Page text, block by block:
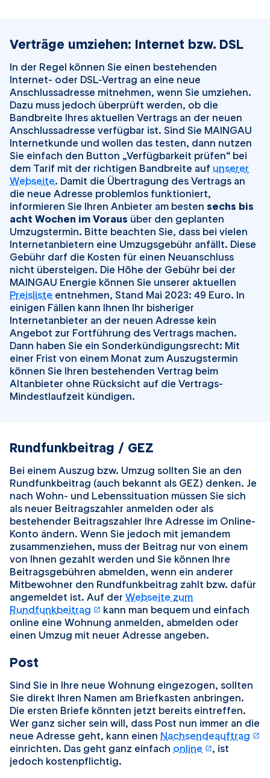
Verträge umziehen: Internet bzw. DSL
In der Regel können Sie einen bestehenden
Internet- oder DSL-Vertrag an eine neue
Anschlussadresse mitnehmen, wenn Sie umziehen.
Dazu muss jedoch überprüft werden, ob die
Bandbreite Ihres aktuellen Vertrags an der neuen
Anschlussadresse verfügbar ist. Sind Sie MAINGAU
Internetkunde und wollen das testen, dann nutzen
Sie einfach den Button „Verfügbarkeit prüfen“ bei
dem Tarif mit der richtigen Bandbreite auf unserer
Webseite. Damit die Übertragung des Vertrags an
die neue Adresse problemlos funktioniert,
informieren Sie Ihren Anbieter am besten sechs bis
acht Wochen im Voraus über den geplanten
Umzugstermin. Bitte beachten Sie, dass bei vielen
Internetanbietern eine Umzugsgebühr anfällt. Diese
Gebühr darf die Kosten für einen Neuanschluss
nicht übersteigen. Die Höhe der Gebühr bei der
MAINGAU Energie können Sie unserer aktuellen
Preisliste entnehmen, Stand Mai 2023: 49 Euro. In
einigen Fällen kann Ihnen Ihr bisheriger
Internetanbieter an der neuen Adresse kein
Angebot zur Fortführung des Vertrags machen.
Dann haben Sie ein Sonderkündigungsrecht: Mit
einer Frist von einem Monat zum Auszugstermin
können Sie Ihren bestehenden Vertrag beim
Altanbieter ohne Rücksicht auf die Vertrags-
Mindestlaufzeit kündigen.
Rundfunkbeitrag / GEZ
Bei einem Auszug bzw. Umzug sollten Sie an den
Rundfunkbeitrag (auch bekannt als GEZ) denken. Je
nach Wohn- und Lebenssituation müssen Sie sich
als neuer Beitragszahler anmelden oder als
bestehender Beitragszahler Ihre Adresse im Online-
Konto ändern. Wenn Sie jedoch mit jemandem
zusammenziehen, muss der Beitrag nur von einem
von Ihnen gezahlt werden und Sie können Ihre
Beitragsgebühren abmelden, wenn ein anderer
Mitbewohner den Rundfunkbeitrag zahlt bzw. dafür
angemeldet ist. Auf der Webseite zum
Rundfunkbeitrag
öffnet in einem neuen Tab
kann man bequem und einfach
online eine Wohnung anmelden, abmelden oder
einen Umzug mit neuer Adresse angeben.
Post
Sind Sie in Ihre neue Wohnung eingezogen, sollten
Sie direkt Ihren Namen am Briefkasten anbringen.
Die ersten Briefe könnten jetzt bereits eintreffen.
Wer ganz sicher sein will, dass Post nun immer an die
neue Adresse geht, kann einen Nachsendeauftrag
einrichten. Das geht ganz einfach online öffnet in
, ist
jedoch kostenpflichtig.